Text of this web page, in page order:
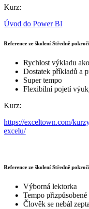
Kurz:
Úvod do Power BI
Reference ze školení Středně
Rychlost výkladu
Dostatek příkladů a
Super tempo
Flexibilní pojetí
Kurz:
https://exceltown.com/
excelu/
Reference ze školení Středně
Výborná lektorka
Tempo přizpůsobené
Člověk se nebál